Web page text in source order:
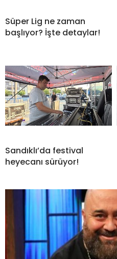
Süper Lig ne zaman
başlıyor? İşte detaylar!
Sandıklı’da festival
heyecanı sürüyor!